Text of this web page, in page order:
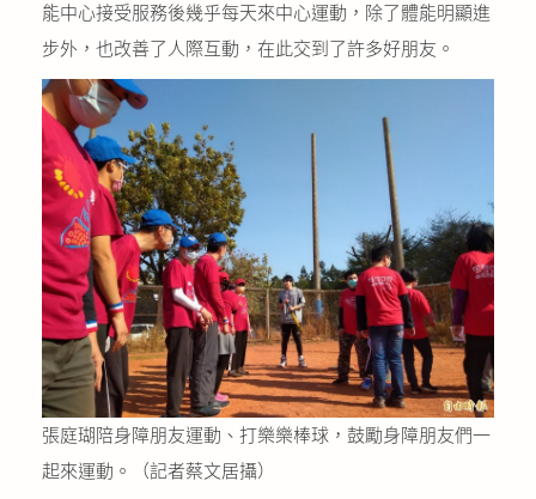
能中心接受服務後幾乎每天來中心運動，除了體能明顯進
步外，也改善了人際互動，在此交到了許多好朋友。
張庭瑚陪身障朋友運動、打樂樂棒球，鼓勵身障朋友們一
起來運動。（記者蔡文居攝）